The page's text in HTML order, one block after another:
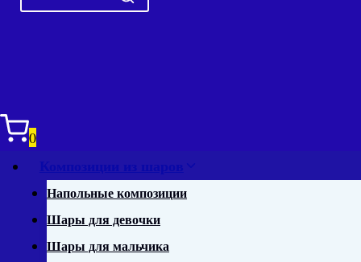
0
Композиции из шаров
Напольные композиции
Шары для девочки
Шары для мальчика